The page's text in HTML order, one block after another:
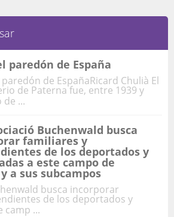
paredón de España
paredón de EspañaRicard Chulià El
de Paterna fue, entre 1939 y
de ...
Buchenwald busca
familiares y
de los deportados y
a este campo de
a sus subcampos
busca incorporar
de los deportados y
camp ...